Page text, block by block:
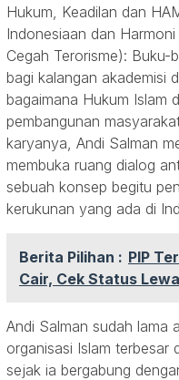
Hukum, Keadilan dan
Indonesiaan dan
Cegah Terorisme): Buku-
bagi kalangan akademisi
bagaimana Hukum Islam
pembangunan
karyanya, Andi Salman
membuka ruang dialog
sebuah konsep begitu
kerukunan yang ada di
Berita Pilihan : PIP
Cair, Cek Status
Andi Salman sudah lama
organisasi Islam terbesar
sejak ia bergabung